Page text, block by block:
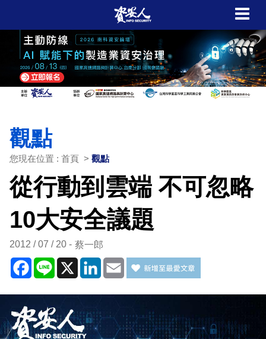
觀點
您現在位置 : 首頁 > 觀點
從行動到雲端 不可忽略
10大安全議題
2012 / 07 / 20 蔡一郎
Facebook
Line X LinkedIn
Email